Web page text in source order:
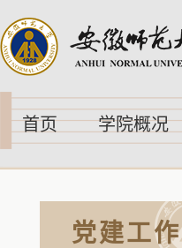
首页 学院概况
党建工作